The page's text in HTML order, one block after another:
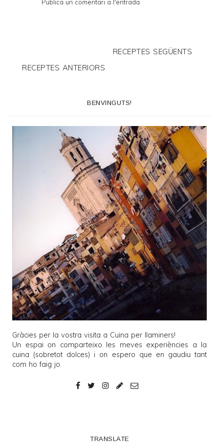
Publica un comentari a l'entrada
RECEPTES SEGÜENTS
RECEPTES ANTERIORS
BENVINGUTS!
Gràcies per la vostra visita a Cuina per llaminers!
Un espai on comparteixo les meves experiències a la
cuina (sobretot dolces) i on espero que en gaudiu tant
com ho faig jo.
TRANSLATE